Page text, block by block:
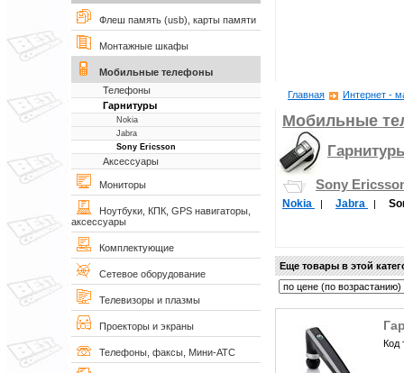
Флеш память (usb), карты памяти
Монтажные шкафы
Мобильные телефоны
Телефоны
Гарнитуры
Nokia
Jabra
Sony Ericsson
Аксессуары
Мониторы
Ноутбуки, КПК, GPS навигаторы,
аксессуары
Комплектующие
Сетевое оборудование
Телевизоры и плазмы
Проекторы и экраны
Телефоны, факсы, Мини-АТС
Главная Интернет -
Мобильные
Sony
Nokia | Jabra |
Еще товары в этой
Код